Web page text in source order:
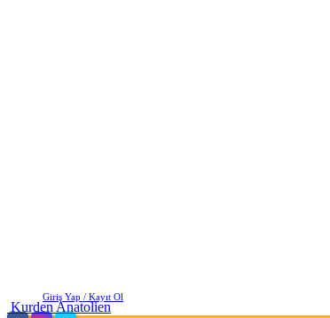
Giriş Yap / Kayıt Ol
Kurden Anatolien